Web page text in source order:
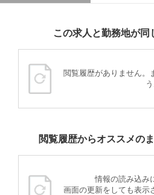
この求人と勤務地が同
閲覧履歴がありません。
う
閲覧履歴からオススメの
情報の読み込み
画面の更新をしても表示